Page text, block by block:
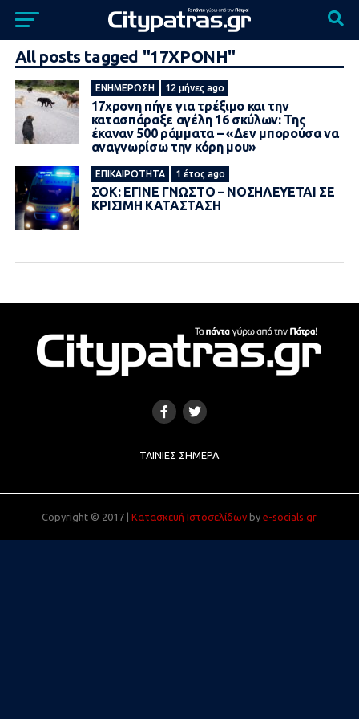
All posts tagged "17ΧΡΟΝΗ"
ΕΝΗΜΈΡΩΣΗ 12 μήνες ago
17χρονη πήγε για τρέξιμο και την
κατασπάραξε αγέλη 16 σκύλων: Της
έκαναν 500 ράμματα – «Δεν μπορούσα να
αναγνωρίσω την κόρη μου»
ΕΠΙΚΑΙΡΌΤΗΤΑ 1 έτος ago
ΣΟΚ: ΕΓΙΝΕ ΓΝΩΣΤΟ – ΝΟΣΗΛΕΥΕΤΑΙ ΣΕ
ΚΡΙΣΙΜΗ ΚΑΤΑΣΤΑΣΗ
ΤΑΙΝΊΕΣ ΣΉΜΕΡΑ
Copyright © 2017 |Κατασκευή Ιστοσελίδων bye-socials.gr